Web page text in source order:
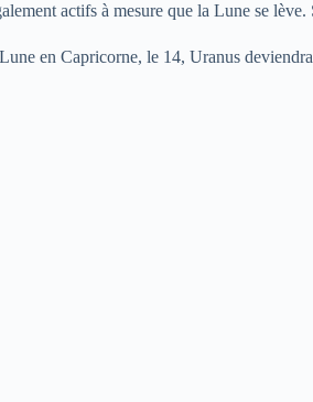
actifs à mesure que la Lune se
en Capricorne, le 14, Uranus